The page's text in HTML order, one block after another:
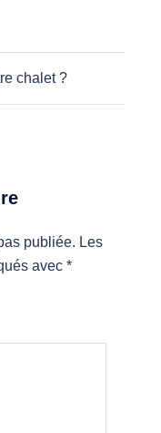
chalet ?
publiée. Les
avec *